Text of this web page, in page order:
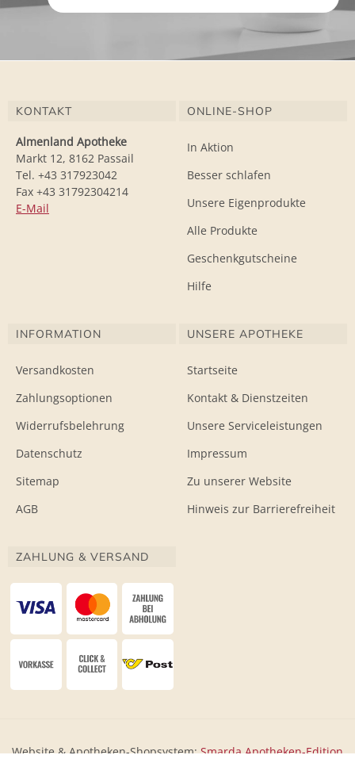
KONTAKT
Almenland Apotheke
Markt 12, 8162 Passail
Tel. +43 317923042
Fax +43 31792304214
E-Mail
ONLINE-SHOP
In Aktion
Besser schlafen
Unsere Eigenprodukte
Alle Produkte
Geschenkgutscheine
Hilfe
INFORMATION
Versandkosten
Zahlungsoptionen
Widerrufsbelehrung
Datenschutz
Sitemap
AGB
UNSERE APOTHEKE
Startseite
Kontakt & Dienstzeiten
Unsere Serviceleistungen
Impressum
Zu unserer Website
Hinweis zur Barrierefreiheit
ZAHLUNG & VERSAND
Website & Apotheken-Shopsystem:Smarda Apotheken-Edition